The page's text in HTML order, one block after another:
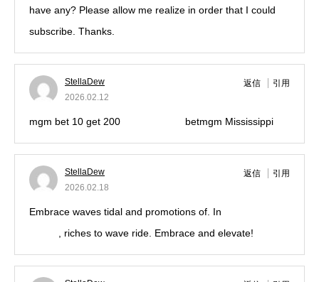
have any? Please allow me realize in order that I could
subscribe. Thanks.
StellaDew
2026.02.12
返信 引用
mgm bet 10 get 200 betmgm Mississippi
StellaDew
2026.02.18
返信 引用
Embrace waves tidal and promotions of. In
, riches to wave ride. Embrace and elevate!